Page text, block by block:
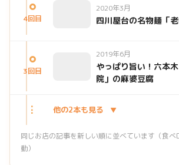
4回目
2020年3月
四川屋台の名物麺「
3回目
2019年6月
やっぱり旨い！六本
院」の麻婆豆腐
⋮ 他の2本も見る
同じお店の記事を新しい順に並べています（食べ
動）